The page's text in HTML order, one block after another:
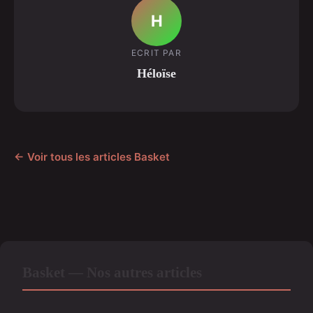
H
ECRIT PAR
Héloïse
← Voir tous les articles Basket